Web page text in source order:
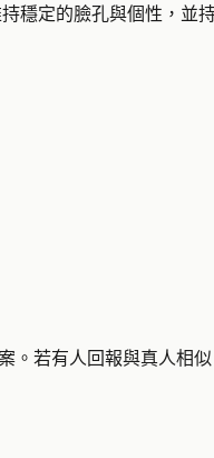
定的臉孔與個性，並
若有人回報與真人相